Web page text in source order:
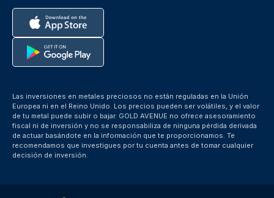
Las inversiones en metales preciosos no están reguladas en la Unión
Europea ni en el Reino Unido. Los precios pueden ser volátiles, y el valor
de tu metal puede subir o bajar. GOLD AVENUE no ofrece asesoramiento
fiscal ni de inversión y no se responsabiliza de ninguna pérdida derivada
de actuar basándote en la información que te proporcionamos. Te
recomendamos que investigues por tu cuenta antes de tomar cualquier
decisión de inversión.